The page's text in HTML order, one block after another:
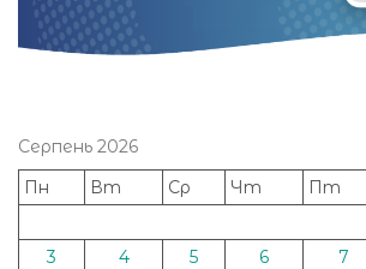
Серпень 2026
Пн
Вт Ср Чт Пт
3
4 5 6 7